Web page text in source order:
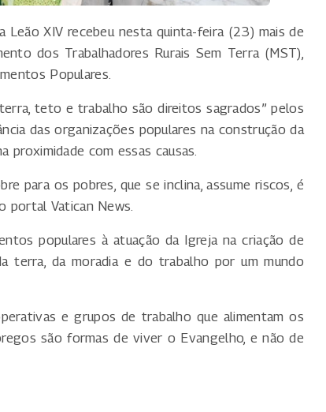
Leão XIV recebeu nesta quinta-feira (23) mais de
dos Trabalhadores Rurais Sem Terra (MST),
Populares.
teto e trabalho são direitos sagrados” pelos
das organizações populares na construção da
proximidade com essas causas.
para os pobres, que se inclina, assume riscos, é
portal Vatican News.
populares à atuação da Igreja na criação de
terra, da moradia e do trabalho por um mundo
e grupos de trabalho que alimentam os
são formas de viver o Evangelho, e não de